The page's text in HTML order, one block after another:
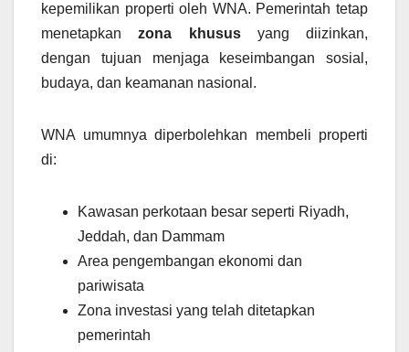
kepemilikan properti oleh WNA. Pemerintah tetap
menetapkanzona khususyang diizinkan,
dengan tujuan menjaga keseimbangan sosial,
budaya, dan keamanan nasional.
WNA umumnya diperbolehkan membeli properti
di:
Kawasan perkotaan besar seperti Riyadh,
Jeddah, dan Dammam
Area pengembangan ekonomi dan
pariwisata
Zona investasi yang telah ditetapkan
pemerintah